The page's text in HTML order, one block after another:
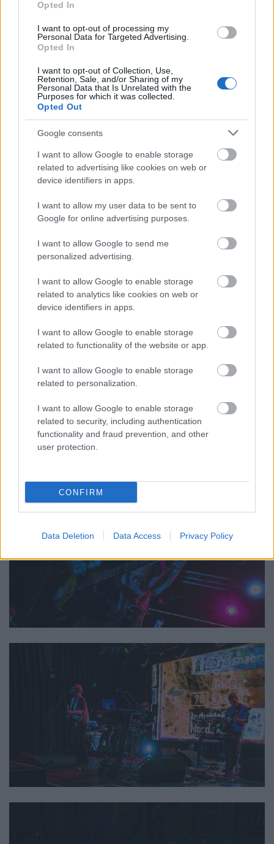
Opted In
I want to opt-out of processing my
Personal Data for Targeted Advertising.
Opted In
I want to opt-out of Collection, Use,
Retention, Sale, and/or Sharing of my
Personal Data that Is Unrelated with the
Purposes for which it was collected.
Opted Out
Google consents
I want to allow Google to enable storage
related to advertising like cookies on web or
device identifiers in apps.
I want to allow my user data to be sent to
Google for online advertising purposes.
I want to allow Google to send me
personalized advertising.
I want to allow Google to enable storage
related to analytics like cookies on web or
device identifiers in apps.
I want to allow Google to enable storage
related to functionality of the website or app.
I want to allow Google to enable storage
related to personalization.
I want to allow Google to enable storage
related to security, including authentication
functionality and fraud prevention, and other
user protection.
CONFIRM
Data Deletion Data Access Privacy Policy